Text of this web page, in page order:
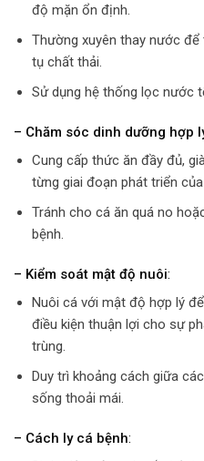
độ mặn ổn định.
Thường xuyên thay nước
tụ chất thải.
Sử dụng hệ thống lọc nước
– Chăm sóc dinh dưỡng hợp
Cung cấp thức ăn đầy đủ,
từng giai đoạn phát triển
Tránh cho cá ăn quá no
bệnh.
– Kiểm soát mật độ nuôi:
Nuôi cá với mật độ hợp lý
điều kiện thuận lợi cho sự
trùng.
Duy trì khoảng cách giữa
sống thoải mái.
– Cách ly cá bệnh: